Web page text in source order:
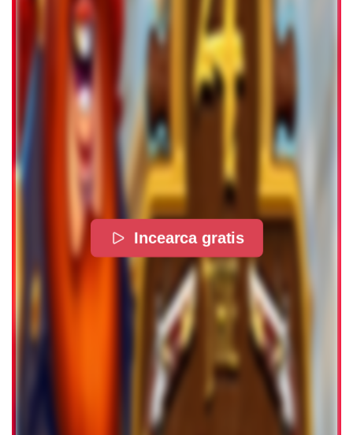
Incearca gratis